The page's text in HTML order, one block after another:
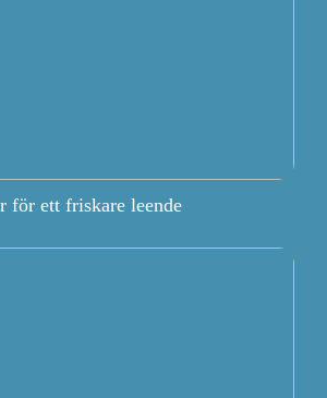
för ett friskare leende